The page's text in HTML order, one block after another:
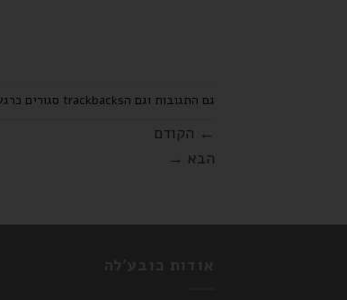
גם התגובות וגם הtrackbacks סגורים כרגע.
← הקודם
הבא →
אודות כובע'לה